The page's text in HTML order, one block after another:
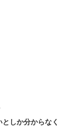
しか分からなく